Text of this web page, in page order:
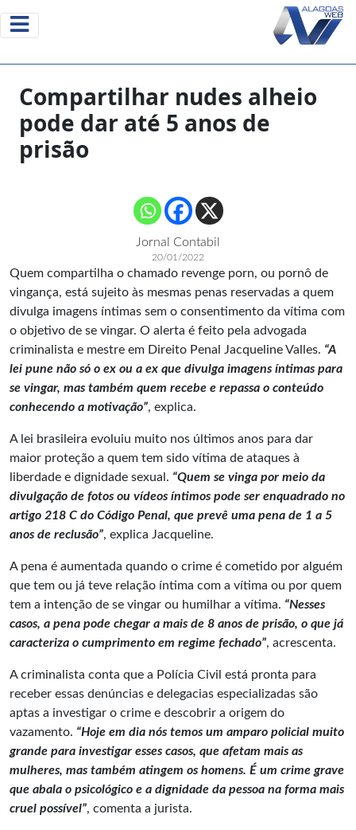
Compartilhar nudes alheio
pode dar até 5 anos de
prisão
Jornal Contabil
20/01/2022
Quem compartilha o chamado revenge porn, ou pornô de
vingança, está sujeito às mesmas penas reservadas a quem
divulga imagens íntimas sem o consentimento da vítima com
o objetivo de se vingar. O alerta é feito pela advogada
criminalista e mestre em Direito Penal Jacqueline Valles. “A
lei pune não só o ex ou a ex que divulga imagens íntimas para
se vingar, mas também quem recebe e repassa o conteúdo
conhecendo a motivação”, explica.
A lei brasileira evoluiu muito nos últimos anos para dar
maior proteção a quem tem sido vítima de ataques à
liberdade e dignidade sexual. “Quem se vinga por meio da
divulgação de fotos ou vídeos íntimos pode ser enquadrado no
artigo 218 C do Código Penal, que prevê uma pena de 1 a 5
anos de reclusão”, explica Jacqueline.
A pena é aumentada quando o crime é cometido por alguém
que tem ou já teve relação íntima com a vítima ou por quem
tem a intenção de se vingar ou humilhar a vítima. “Nesses
casos, a pena pode chegar a mais de 8 anos de prisão, o que já
caracteriza o cumprimento em regime fechado”, acrescenta.
A criminalista conta que a Polícia Civil está pronta para
receber essas denúncias e delegacias especializadas são
aptas a investigar o crime e descobrir a origem do
vazamento. “Hoje em dia nós temos um amparo policial muito
grande para investigar esses casos, que afetam mais as
mulheres, mas também atingem os homens. É um crime grave
que abala o psicológico e a dignidade da pessoa na forma mais
cruel possível”, comenta a jurista.